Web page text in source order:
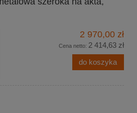
2 970,00 zł
Cena netto: 2 414,63 zł
do koszyka